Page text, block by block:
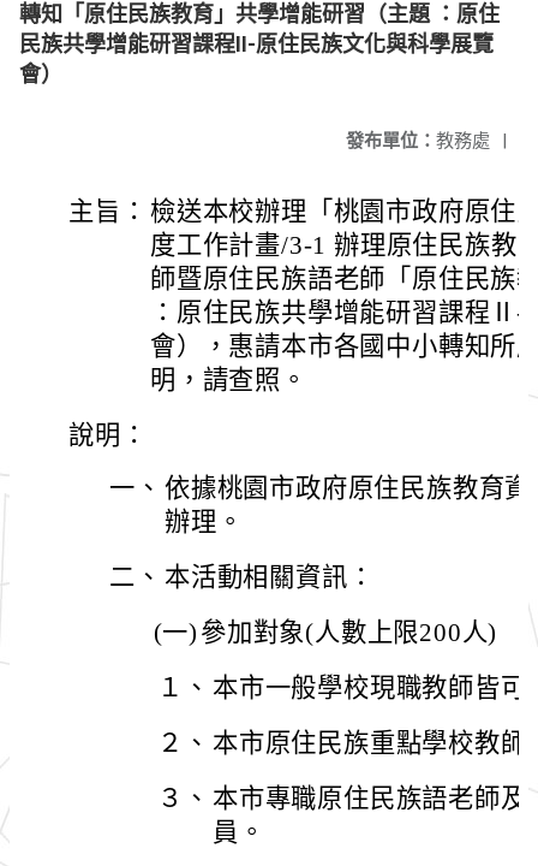
轉知「原住民族教育」共學增能研習（主題 ：原住
民族共學增能研習課程Ⅱ-原住民族文化與科學展覽
會）
發布單位： 教務處 |
主旨： 檢送本校辦理「桃園市政府原住
度工作計畫/3-1 辦理原住民族教
師暨原住民族語老師「原住民族
：原住民族共學增能研習課程Ⅱ-
會），惠請本市各國中小轉知所
明，請查照。
說明：
一、 依據桃園市政府原住民族教育
辦理。
二、 本活動相關資訊：
(一) 參加對象(人數上限200人)
１、 本市一般學校現職教師皆可
２、 本市原住民族重點學校教師
３、 本市專職原住民族語老師
員。